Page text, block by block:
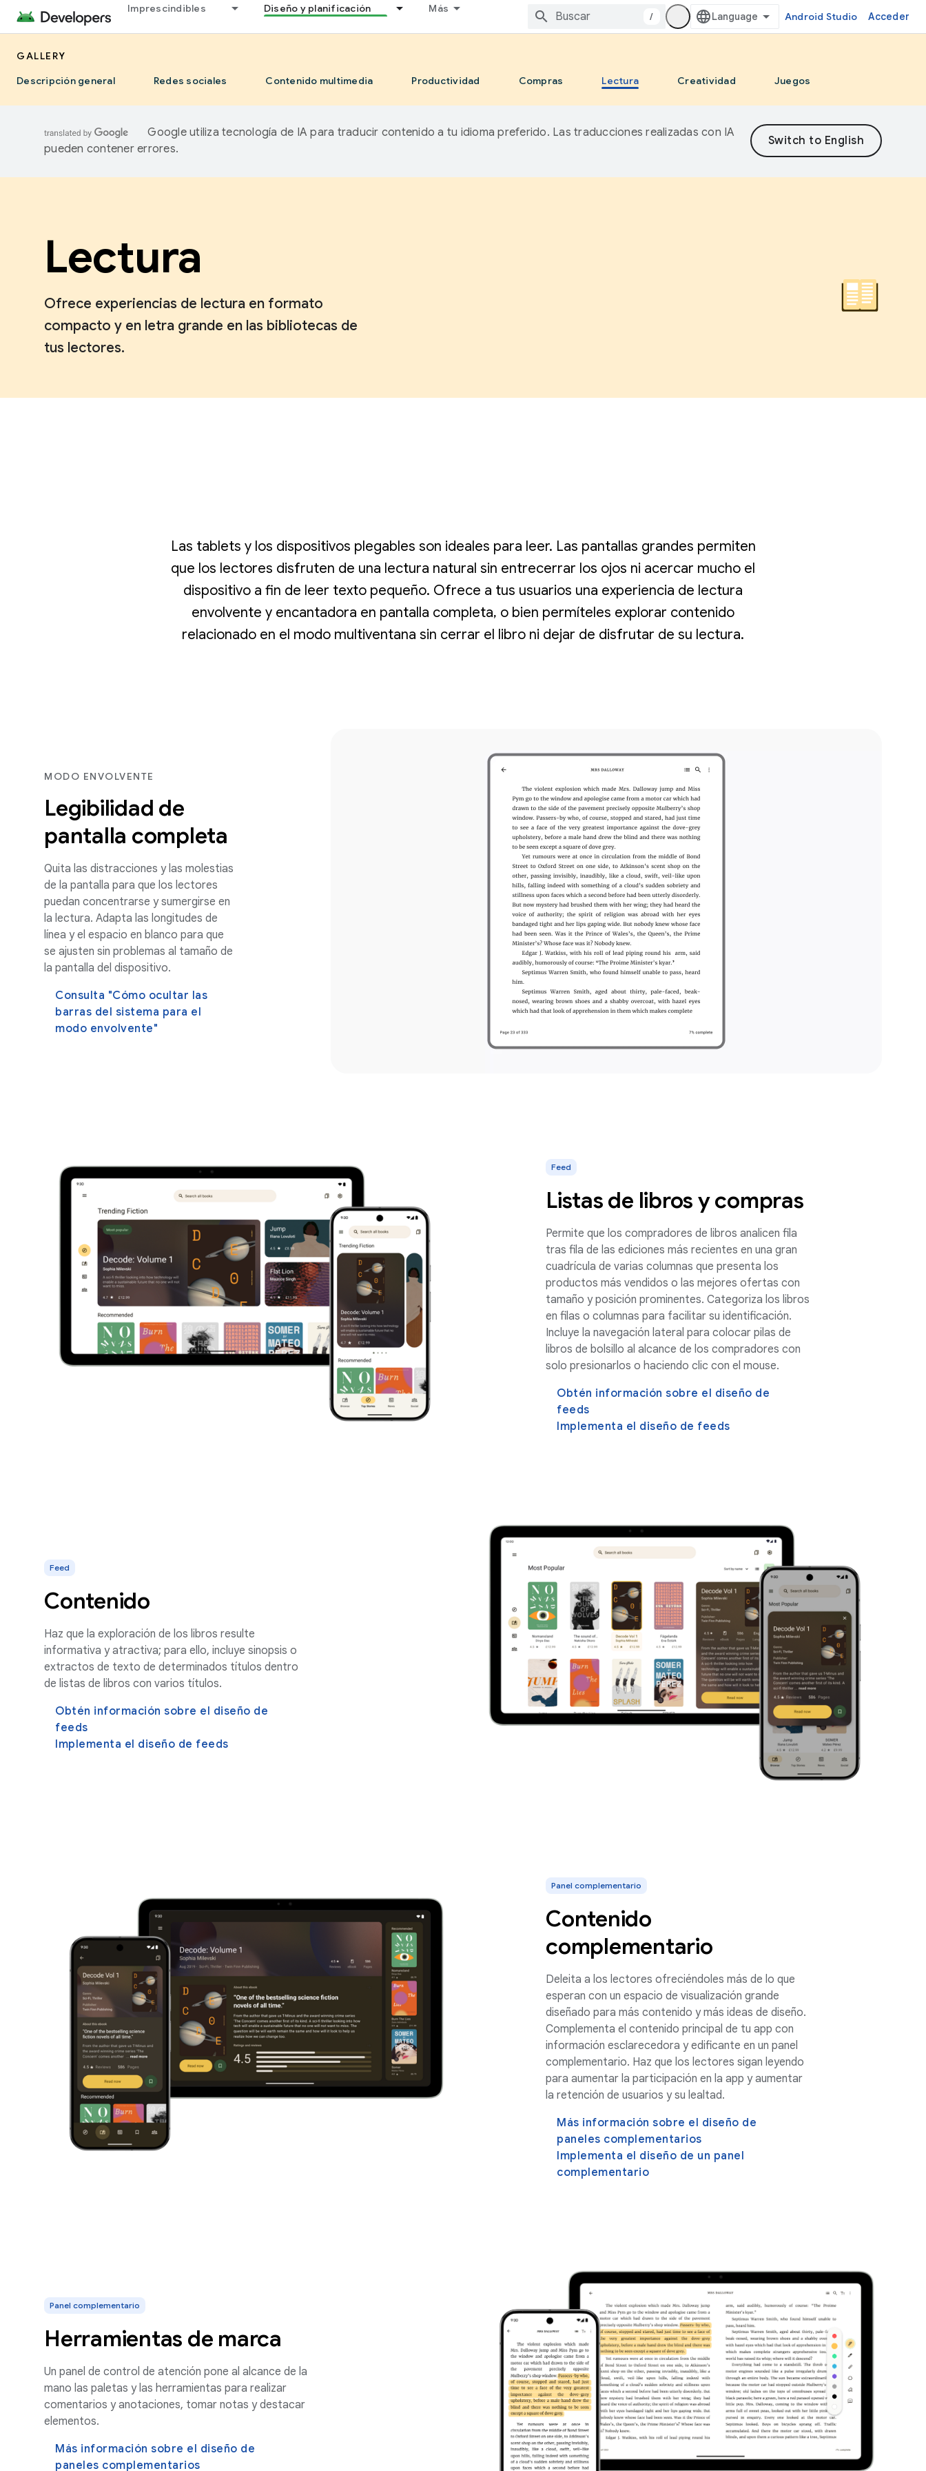
Imprescindibles Diseño y planificación Más
/ Android Studio Acceder
GALLERY
Descripción general
Redes sociales Contenido multimedia Productividad Compras Lectura Creatividad Juegos
Google utiliza tecnología de IA para traducir contenido a tu idioma preferido. Las traducciones realizadas con IA
pueden contener errores.
Lectura
Ofrece experiencias de lectura en formato
compacto y en letra grande en las bibliotecas de
tus lectores.
Las tablets y los dispositivos plegables son ideales para leer. Las pantallas grandes permiten
que los lectores disfruten de una lectura natural sin entrecerrar los ojos ni acercar mucho el
dispositivo a fin de leer texto pequeño. Ofrece a tus usuarios una experiencia de lectura
envolvente y encantadora en pantalla completa, o bien permíteles explorar contenido
relacionado en el modo multiventana sin cerrar el libro ni dejar de disfrutar de su lectura.
MODO ENVOLVENTE
Legibilidad de
pantalla completa
Quita las distracciones y las molestias
de la pantalla para que los lectores
puedan concentrarse y sumergirse en
la lectura. Adapta las longitudes de
línea y el espacio en blanco para que
se ajusten sin problemas al tamaño de
la pantalla del dispositivo.
Consulta "Cómo ocultar las
barras del sistema para el
modo envolvente"
Feed
Listas de libros y compras
Permite que los compradores de libros analicen fila
tras fila de las ediciones más recientes en una gran
cuadrícula de varias columnas que presenta los
productos más vendidos o las mejores ofertas con
tamaño y posición prominentes. Categoriza los libros
en filas o columnas para facilitar su identificación.
Incluye la navegación lateral para colocar pilas de
libros de bolsillo al alcance de los compradores con
solo presionarlos o haciendo clic con el mouse.
Obtén información sobre el diseño de
feeds
Implementa el diseño de feeds
Feed
Contenido
Haz que la exploración de los libros resulte
informativa y atractiva; para ello, incluye sinopsis o
extractos de texto de determinados títulos dentro
de listas de libros con varios títulos.
Obtén información sobre el diseño de
feeds
Implementa el diseño de feeds
Panel complementario
Contenido
complementario
Deleita a los lectores ofreciéndoles más de lo que
esperan con un espacio de visualización grande
diseñado para más contenido y más ideas de diseño.
Complementa el contenido principal de tu app con
información esclarecedora y edificante en un panel
complementario. Haz que los lectores sigan leyendo
para aumentar la participación en la app y aumentar
la retención de usuarios y su lealtad.
Más información sobre el diseño de
paneles complementarios
Implementa el diseño de un panel
complementario
Panel complementario
Herramientas de marca
Un panel de control de atención pone al alcance de la
mano las paletas y las herramientas para realizar
comentarios y anotaciones, tomar notas y destacar
elementos.
Más información sobre el diseño de
paneles complementarios